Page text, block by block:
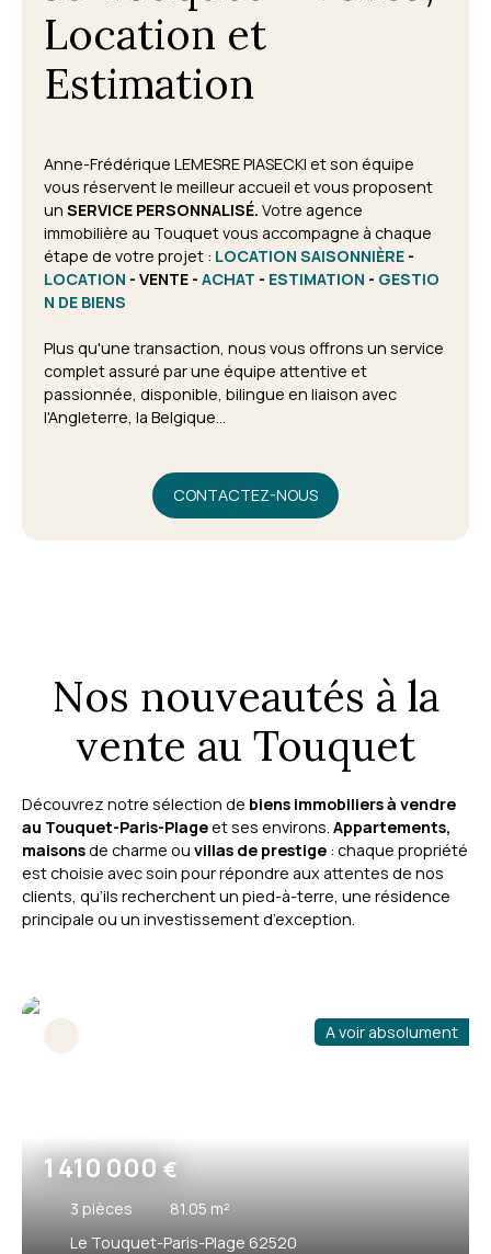
Location et
Estimation
Anne-Frédérique LEMESRE PIASECKI et son équipe
vous réservent le meilleur accueil et vous proposent
un SERVICE PERSONNALISÉ. Votre agence
immobilière au Touquet vous accompagne à chaque
étape de votre projet : LOCATION SAISONNIÈRE -
LOCATION - VENTE - ACHAT - ESTIMATION - GESTIO
N DE BIENS
Plus qu'une transaction, nous vous offrons un service
complet assuré par une équipe attentive et
passionnée, disponible, bilingue en liaison avec
l'Angleterre, la Belgique...
CONTACTEZ-NOUS
Nos nouveautés à la
vente au Touquet
Découvrez notre sélection de biens immobiliers à vendre
au Touquet-Paris-Plageet ses environs. Appartements,
maisonsde charme ou villas de prestige : chaque propriété
est choisie avec soin pour répondre aux attentes de nos
clients, qu’ils recherchent un pied-à-terre, une résidence
principale ou un investissement d’exception.
1 410 000€
3 pièces 81.05 m²
Le Touquet-Paris-Plage 62520
A voir absolument